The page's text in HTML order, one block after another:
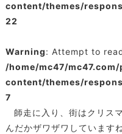
content/themes/
22
Warning: Attempt to
/home/mc47/
content/themes/
7
師走に入り、街はクリス
んだかザワザワしています